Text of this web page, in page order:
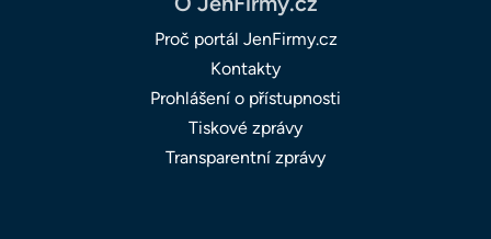
Proč portál JenFirmy.cz
Kontakty
Prohlášení o přístupnosti
Tiskové zprávy
Transparentní zprávy